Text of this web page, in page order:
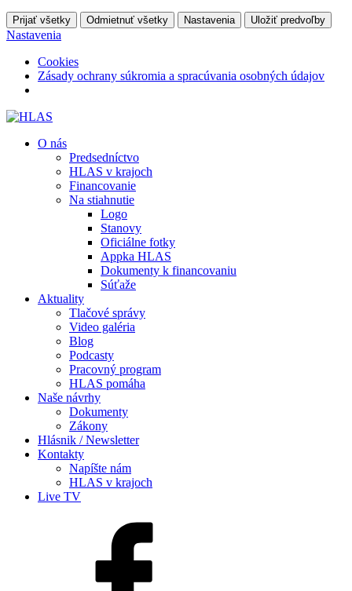
Prijať všetky Odmietnuť všetky Nastavenia Uložiť predvoľby
Nastavenia
Cookies
Zásady ochrany súkromia a spracúvania osobných údajov
O nás
Predsedníctvo
HLAS v krajoch
Financovanie
Na stiahnutie
Logo
Stanovy
Oficiálne fotky
Appka HLAS
Dokumenty k financovaniu
Súťaže
Aktuality
Tlačové správy
Video galéria
Blog
Podcasty
Pracovný program
HLAS pomáha
Naše návrhy
Dokumenty
Zákony
Hlásnik / Newsletter
Kontakty
Napíšte nám
HLAS v krajoch
Live TV